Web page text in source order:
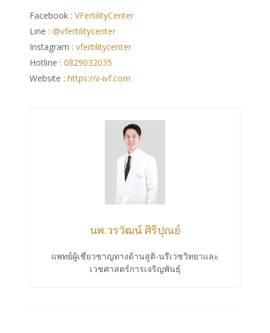
Facebook : VFertilityCenter
Line : @vfertilitycenter
Instagram : vfertilitycenter
Hotline : 0829032035
Website : https://v-ivf.com
นพ.วรวัฒน์ ศิริปุณย์
แพทย์ผู้เชี่ยวชาญทางด้านสูติ-นรีเวชวิทยาและ
เวชศาสตร์การเจริญพันธุ์